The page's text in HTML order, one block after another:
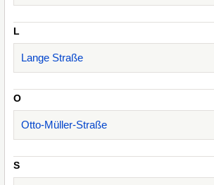
L
Lange Straße
O
Otto-Müller-Straße
S